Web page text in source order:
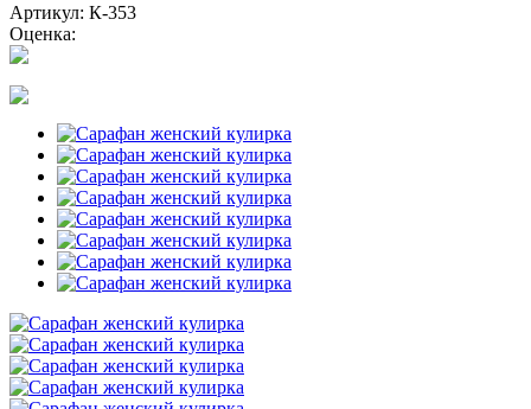
Артикул: К-353
Оценка: